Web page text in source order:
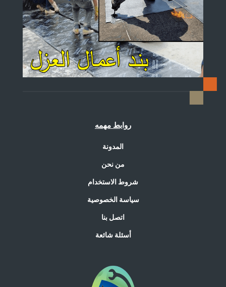
روابط مهمه
المدونة
من نحن
شروط الاستخدام
سياسة الخصوصية
اتصل بنا
أسئلة شائعة